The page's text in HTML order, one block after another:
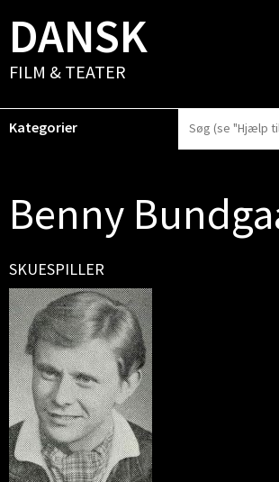
DANSK
FILM & TEATER
Kategorier
Benny
SKUESPILLER